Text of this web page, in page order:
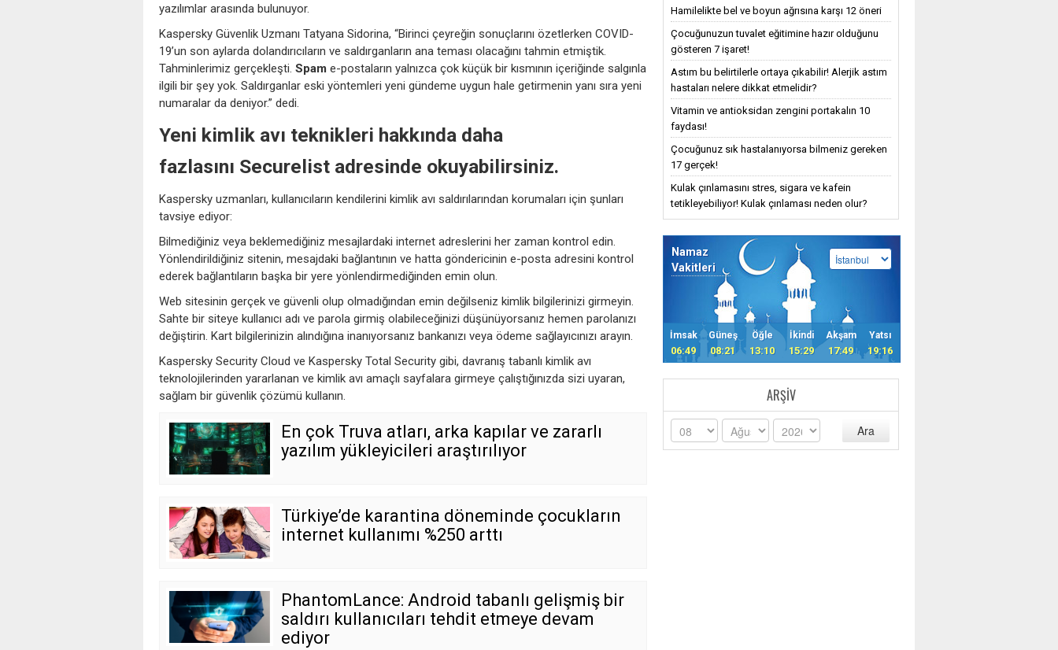
yazılımlar arasında bulunuyor.
Kaspersky Güvenlik Uzmanı Tatyana Sidorina, “Birinci çeyreğin sonuçlarını özetlerken COVID-
19’un son aylarda dolandırıcıların ve saldırganların ana teması olacağını tahmin etmiştik.
Tahminlerimiz gerçekleşti. Spam e-postaların yalnızca çok küçük bir kısmının içeriğinde salgınla
ilgili bir şey yok. Saldırganlar eski yöntemleri yeni gündeme uygun hale getirmenin yanı sıra yeni
numaralar da deniyor.” dedi.
Yeni kimlik avı teknikleri hakkında daha
fazlasını Securelist adresinde okuyabilirsiniz.
Kaspersky uzmanları, kullanıcıların kendilerini kimlik avı saldırılarından korumaları için şunları
tavsiye ediyor:
Bilmediğiniz veya beklemediğiniz mesajlardaki internet adreslerini her zaman kontrol edin.
Yönlendirildiğiniz sitenin, mesajdaki bağlantının ve hatta göndericinin e-posta adresini kontrol
ederek bağlantıların başka bir yere yönlendirmediğinden emin olun.
Web sitesinin gerçek ve güvenli olup olmadığından emin değilseniz kimlik bilgilerinizi girmeyin.
Sahte bir siteye kullanıcı adı ve parola girmiş olabileceğinizi düşünüyorsanız hemen parolanızı
değiştirin. Kart bilgilerinizin alındığına inanıyorsanız bankanızı veya ödeme sağlayıcınızı arayın.
Kaspersky Security Cloud ve Kaspersky Total Security gibi, davranış tabanlı kimlik avı
teknolojilerinden yararlanan ve kimlik avı amaçlı sayfalara girmeye çalıştığınızda sizi uyaran,
sağlam bir güvenlik çözümü kullanın.
En çok Truva atları, arka kapılar ve zararlı
yazılım yükleyicileri araştırılıyor
Türkiye’de karantina döneminde çocukların
internet kullanımı %250 arttı
PhantomLance: Android tabanlı gelişmiş bir
saldırı kullanıcıları tehdit etmeye devam
ediyor
Hamilelikte bel ve boyun ağrısına karşı 12 öneri
Çocuğunuzun tuvalet eğitimine hazır olduğunu
gösteren 7 işaret!
Astım bu belirtilerle ortaya çıkabilir! Alerjik astım
hastaları nelere dikkat etmelidir?
Vitamin ve antioksidan zengini portakalın 10
faydası!
Çocuğunuz sık hastalanıyorsa bilmeniz gereken
17 gerçek!
Kulak çınlamasını stres, sigara ve kafein
tetikleyebiliyor! Kulak çınlaması neden olur?
Namaz
Vakitleri
İmsak Güneş Öğle İkindi Akşam Yatsı
06:49 08:21 13:10 15:29 17:49 19:16
ARŞIV
Ara